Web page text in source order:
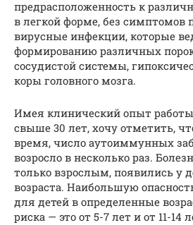
предрасположенность к
в легкой форме, без симптомов
вирусные инфекции, которые
формированию различных
сосудистой системы,
коры головного мозга.
Имея клинический опыт работы
свыше 30 лет, хочу отметить,
время, число аутоиммунных
возросло в несколько раз.
только взрослым, появились у
возраста. Наибольшую
для детей в определенные
риска — это от 5-7 лет и от 11-14